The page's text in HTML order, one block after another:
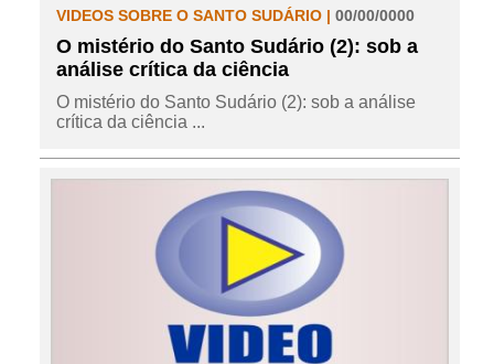
VIDEOS SOBRE O SANTO SUDÁRIO | 00/00/0000
O mistério do Santo Sudário (2): sob a
análise crítica da ciência
O mistério do Santo Sudário (2): sob a análise
crítica da ciência ...